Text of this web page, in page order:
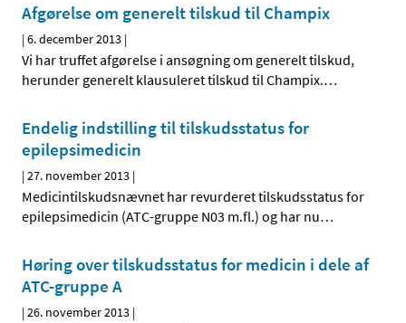
Afgørelse om generelt tilskud til Champix
|6. december 2013 |
Vi har truffet afgørelse i ansøgning om generelt tilskud,
herunder generelt klausuleret tilskud til Champix.…
Endelig indstilling til tilskudsstatus for
epilepsimedicin
|27. november 2013 |
Medicintilskudsnævnet har revurderet tilskudsstatus for
epilepsimedicin (ATC-gruppe N03 m.fl.) og har nu…
Høring over tilskudsstatus for medicin i dele af
ATC-gruppe A
|26. november 2013 |